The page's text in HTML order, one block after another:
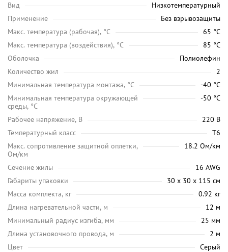
Вид
Низкотемпературный
Применение
Без взрывозащиты
Maкс. температура (рабочая), °C
65 °C
Макс. температура (воздействия), °C
85 °C
Оболочка
Полиолефин
Количество жил
2
Минимальная температура монтажа, °C
-40 °C
Минимальная температура окружающей
среды, °C
-50 °C
Рабочее напряжение, В
220 В
Температурный класс
Т6
Макс. сопротивление защитной оплетки,
Ом/км
18.2 Ом/км
Сечение жилы
16 AWG
Габариты упаковки
30 х 30 х 115 см
Масса комплекта, кг
0.92 кг
Длина нагревательной части, м
12 м
Минимальный радиус изгиба, мм
25 мм
Длина установочного провода, м
2 м
Цвет
Серый